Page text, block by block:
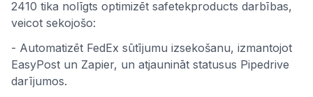
2410 tika nolīgts optimizēt safetekproducts darbības,
veicot sekojošo:
- Automatizēt FedEx sūtījumu izsekošanu, izmantojot
EasyPost un Zapier, un atjaunināt statusus Pipedrive
darījumos.